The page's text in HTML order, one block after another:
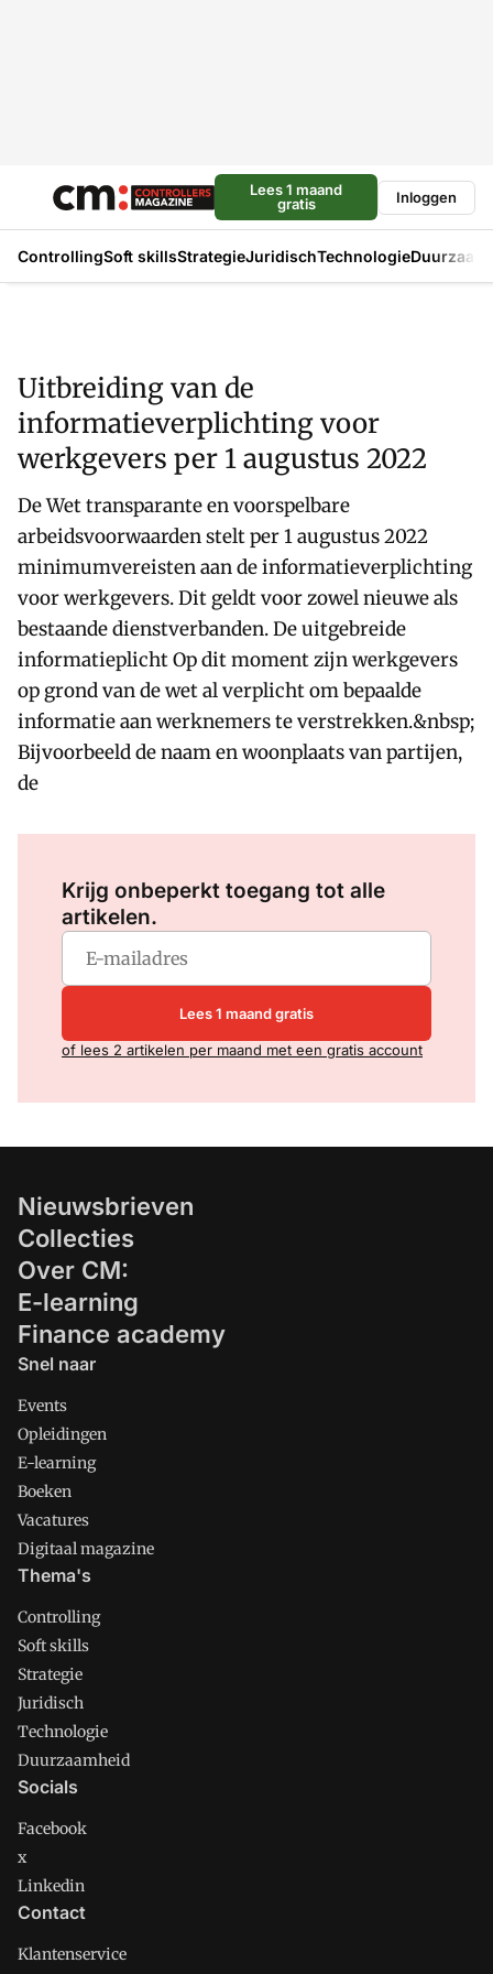
Lees 1 maand
gratis
Inloggen
ControllingSoft skillsStrategieJuridischTechnologie
Uitbreiding van de
informatieverplichting voor
werkgevers per 1 augustus 2022
De Wet transparante en voorspelbare
arbeidsvoorwaarden stelt per 1 augustus 2022
minimumvereisten aan de informatieverplichting
voor werkgevers. Dit geldt voor zowel nieuwe als
bestaande dienstverbanden. De uitgebreide
informatieplicht Op dit moment zijn werkgevers
op grond van de wet al verplicht om bepaalde
informatie aan werknemers te verstrekken.&nbsp;
Bijvoorbeeld de naam en woonplaats van partijen,
de
Krijg onbeperkt toegang tot alle
artikelen.
Lees 1 maand gratis
of lees 2 artikelen per maand met een gratis account
Nieuwsbrieven
Collecties
Over CM:
E-learning
Finance academy
Snel naar
Events
Opleidingen
E-learning
Boeken
Vacatures
Digitaal magazine
Thema's
Controlling
Soft skills
Strategie
Juridisch
Technologie
Duurzaamheid
Socials
Facebook
x
Linkedin
Contact
Klantenservice